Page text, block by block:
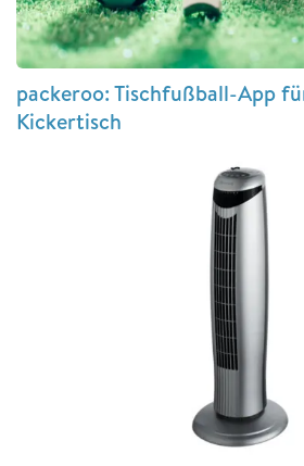
packeroo: Tischfußball-App
Kickertisch